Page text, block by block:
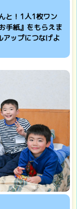
と！1人1枚ワン
手紙』をもらえま
ップにつなげよ